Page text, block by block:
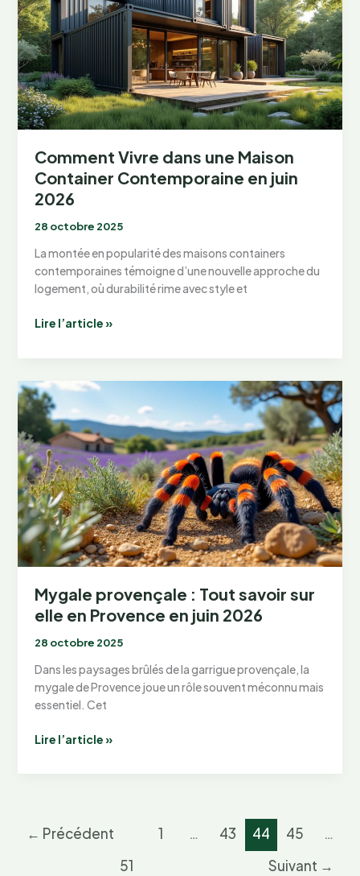
Guide
Complet
juin
2026
Comment Vivre dans une Maison
Container Contemporaine en juin
2026
28 octobre 2025
La montée en popularité des maisons containers
contemporaines témoigne d’une nouvelle approche du
logement, où durabilité rime avec style et
Comment
Maison
Container
Contemporaine
en
juin
2026
Lire l’article »
Mygale provençale : Tout savoir sur
elle en Provence en juin 2026
28 octobre 2025
Dans les paysages brûlés de la garrigue provençale, la
mygale de Provence joue un rôle souvent méconnu mais
essentiel. Cet
Mygale
sur
Lire l’article »
← Précédent 1 … 43 44 45
…
51
Suivant →